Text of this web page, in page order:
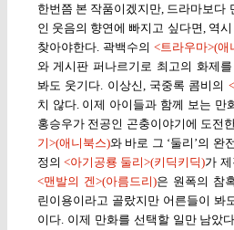
한번쯤 본 작품이겠지만, 드라마보다
인 웃음의 향연에 빠지고 싶다면, 역
찾아야한다. 곽백수의 <트라우마>(애
와 게시판 퍼나르기로 최고의 화제
봐도 웃기다. 이상신, 국중록 콤비의
치 않다. 이제 아이들과 함께 보는 만
홍승우가 전공인 곤충이야기에 도전
기>(애니북스)와 바로 그 ‘둘리’의 완
정의 <아기공룡 둘리>(키딕키딕)가
<맨발의 겐>(아름드리)은 원폭의 참
린이용이라고 골랐지만 어른들이 봐
이다. 이제 만화를 선택할 일만 남았